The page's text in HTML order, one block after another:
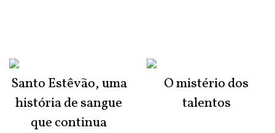
Santo Estêvão, uma
história de sangue
que continua
O mistério dos
talentos